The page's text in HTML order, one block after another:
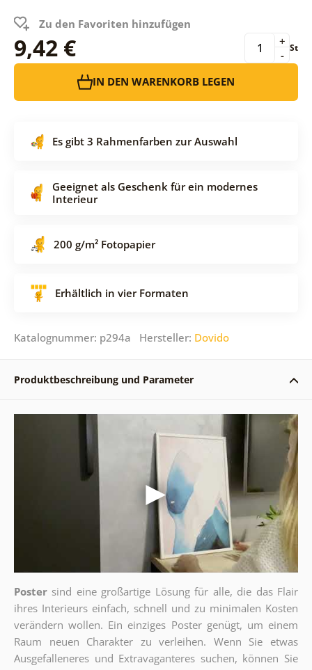
Zu den Favoriten hinzufügen
9,42 € -
+ St
IN DEN WARENKORB LEGEN
Es gibt 3 Rahmenfarben zur Auswahl
Geeignet als Geschenk für ein modernes
Interieur
200 g/m² Fotopapier
Erhältlich in vier Formaten
Katalognummer: p294a Hersteller: Dovido
Produktbeschreibung und Parameter
Poster sind eine großartige Lösung für alle, die das Flair
ihres Interieurs einfach, schnell und zu minimalen Kosten
verändern wollen. Ein einziges Poster genügt, um einem
Raum neuen Charakter zu verleihen. Wenn Sie etwas
Ausgefalleneres und Extravaganteres suchen, können Sie